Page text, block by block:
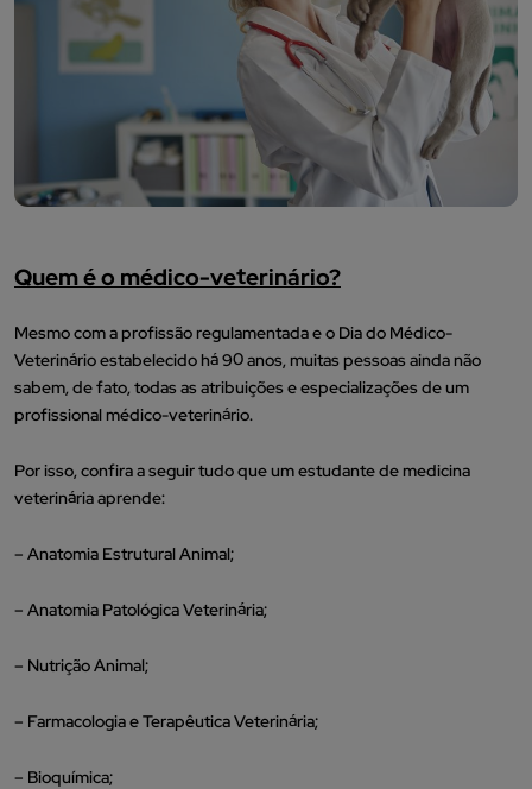
Quem é o médico-veterinário?
Mesmo com a profissão regulamentada e o Dia do Médico-
Veterinário estabelecido há 90 anos, muitas pessoas ainda não
sabem, de fato, todas as atribuições e especializações de um
profissional médico-veterinário.
Por isso, confira a seguir tudo que um estudante de medicina
veterinária aprende:
– Anatomia Estrutural Animal;
– Anatomia Patológica Veterinária;
– Nutrição Animal;
– Farmacologia e Terapêutica Veterinária;
– Bioquímica;